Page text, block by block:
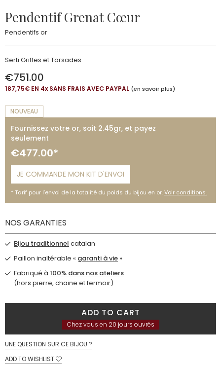
Pendentif Grenat Cœur
Pendentifs or
Serti Griffes et Torsades
€751.00
187,75€ EN 4xSANS FRAIS AVEC PAYPAL (en savoir plus)
NOUVEAU
Fournissez votre or, soit 2.45gr, et payez
seulement
€477.00*
Tarif pour l’envoi de la totalité du poids du bijou en or.Voir conditions.
JE COMMANDE MON KIT D'ENVOI
NOS GARANTIES
Bijou traditionnel catalan
Paillon inaltérable « garanti à vie »
Fabriqué à 100% dans nos ateliers
(hors pierre, chaine et fermoir)
ADD TO CART
Chez vous en 20 jours ouvrés
UNE QUESTION SUR CE BIJOU ?
ADD TO WISHLIST